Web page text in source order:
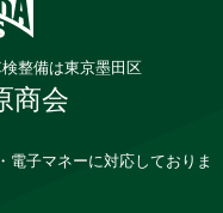
整備は東京墨田区
商会
電子マネーに対応しておりま